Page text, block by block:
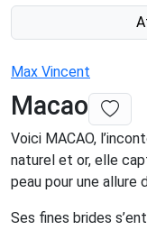
Max Vincent
Macao
Voici MACAO,
naturel et or, elle
peau pour une allure
Ses fines brides